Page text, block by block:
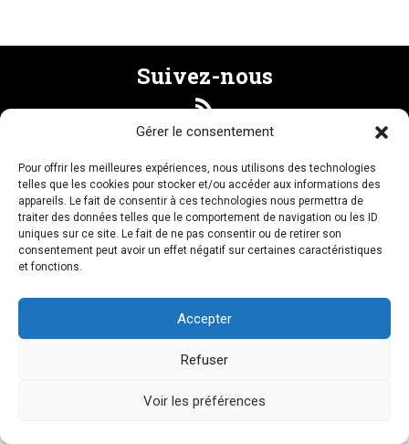
Gérer le consentement
Pour offrir les meilleures expériences, nous utilisons des technologies
telles que les cookies pour stocker et/ou accéder aux informations des
appareils. Le fait de consentir à ces technologies nous permettra de
traiter des données telles que le comportement de navigation ou les ID
uniques sur ce site. Le fait de ne pas consentir ou de retirer son
consentement peut avoir un effet négatif sur certaines caractéristiques
et fonctions.
Accepter
Refuser
Voir les préférences
Suivez-nous
NOUS CONTACTER
MENTIONS LÉGALES